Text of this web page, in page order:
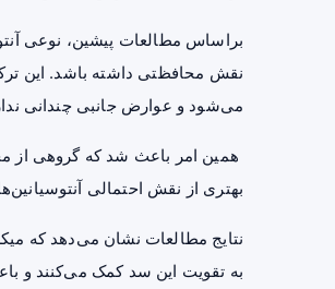
نقش محافظتی داشته باشد. این
می‌شود و عوارض جانبی چندانی
همین امر باعث شد که گروهی از
بهتری از نقش احتمالی
نتایج مطالعات نشان می‌دهد که
به تقویت این سد کمک می‌کنند و